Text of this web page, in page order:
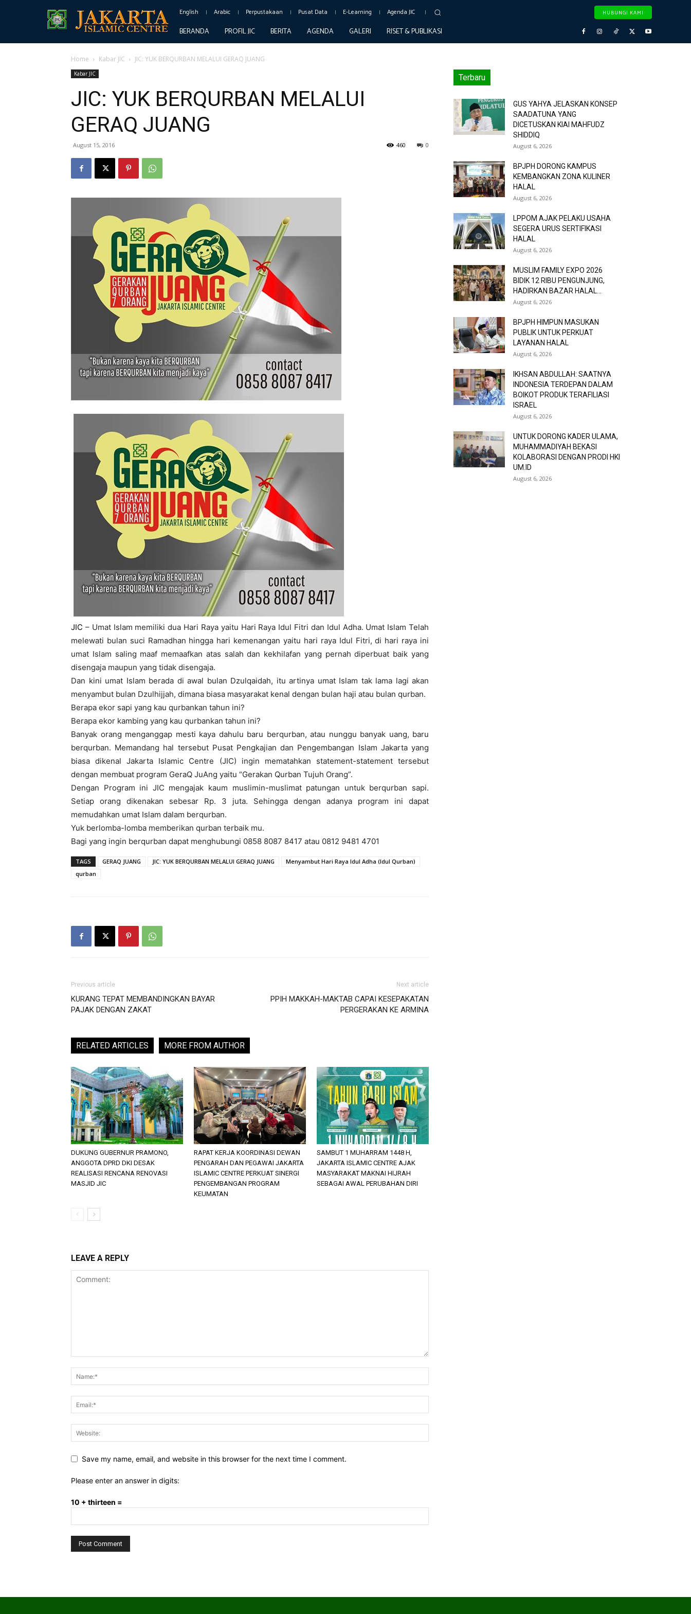
English Arabic Perpustakaan Pusat Data E-Learning Agenda JIC HUBUNGI KAMI
BERANDA PROFIL JIC BERITA AGENDA GALERI RISET & PUBLIKASI
Home Kabar JIC JIC: YUK BERQURBAN MELALUI GERAQ JUANG
Kabar JIC
JIC: YUK BERQURBAN MELALUI
GERAQ JUANG
August 15, 2016 0
460
JIC – Umat Islam memiliki dua Hari Raya yaitu Hari Raya Idul Fitri dan Idul Adha. Umat Islam Telah
melewati bulan suci Ramadhan hingga hari kemenangan yaitu hari raya Idul Fitri, di hari raya ini
umat Islam saling maaf memaafkan atas salah dan kekhilafan yang pernah diperbuat baik yang
disengaja maupun yang tidak disengaja.
Dan kini umat Islam berada di awal bulan Dzulqaidah, itu artinya umat Islam tak lama lagi akan
menyambut bulan Dzulhijjah, dimana biasa masyarakat kenal dengan bulan haji atau bulan qurban.
Berapa ekor sapi yang kau qurbankan tahun ini?
Berapa ekor kambing yang kau qurbankan tahun ini?
Banyak orang menganggap mesti kaya dahulu baru berqurban, atau nunggu banyak uang, baru
berqurban. Memandang hal tersebut Pusat Pengkajian dan Pengembangan Islam Jakarta yang
biasa dikenal Jakarta Islamic Centre (JIC) ingin mematahkan statement-statement tersebut
dengan membuat program GeraQ JuAng yaitu “Gerakan Qurban Tujuh Orang”.
Dengan Program ini JIC mengajak kaum muslimin-muslimat patungan untuk berqurban sapi.
Setiap orang dikenakan sebesar Rp. 3 juta. Sehingga dengan adanya program ini dapat
memudahkan umat Islam dalam berqurban.
Yuk berlomba-lomba memberikan qurban terbaik mu.
Bagi yang ingin berqurban dapat menghubungi 0858 8087 8417 atau 0812 9481 4701
TAGS GERAQ JUANG JIC: YUK BERQURBAN MELALUI GERAQ JUANG
Menyambut Hari Raya Idul Adha (Idul Qurban)
qurban
Previous article
KURANG TEPAT MEMBANDINGKAN BAYAR
PAJAK DENGAN ZAKAT
Next article
PPIH MAKKAH-MAKTAB CAPAI KESEPAKATAN
PERGERAKAN KE ARMINA
RELATED ARTICLES MORE FROM AUTHOR
DUKUNG GUBERNUR PRAMONO,
ANGGOTA DPRD DKI DESAK
REALISASI RENCANA RENOVASI
MASJID JIC
RAPAT KERJA KOORDINASI DEWAN
PENGARAH DAN PEGAWAI JAKARTA
ISLAMIC CENTRE PERKUAT SINERGI
PENGEMBANGAN PROGRAM
KEUMATAN
SAMBUT 1 MUHARRAM 1448 H,
JAKARTA ISLAMIC CENTRE AJAK
MASYARAKAT MAKNAI HIJRAH
SEBAGAI AWAL PERUBAHAN DIRI
LEAVE A REPLY
Save my name, email, and website in this browser for the next time I comment.
Please enter an answer in digits:
10 + thirteen =
Terbaru
GUS YAHYA JELASKAN KONSEP
SAADATUNA YANG
DICETUSKAN KIAI MAHFUDZ
SHIDDIQ
August 6, 2026
BPJPH DORONG KAMPUS
KEMBANGKAN ZONA KULINER
HALAL
August 6, 2026
LPPOM AJAK PELAKU USAHA
SEGERA URUS SERTIFIKASI
HALAL
August 6, 2026
MUSLIM FAMILY EXPO 2026
BIDIK 12 RIBU PENGUNJUNG,
HADIRKAN BAZAR HALAL...
August 6, 2026
BPJPH HIMPUN MASUKAN
PUBLIK UNTUK PERKUAT
LAYANAN HALAL
August 6, 2026
IKHSAN ABDULLAH: SAATNYA
INDONESIA TERDEPAN DALAM
BOIKOT PRODUK TERAFILIASI
ISRAEL
August 6, 2026
UNTUK DORONG KADER ULAMA,
MUHAMMADIYAH BEKASI
KOLABORASI DENGAN PRODI HKI
UM.ID
August 6, 2026